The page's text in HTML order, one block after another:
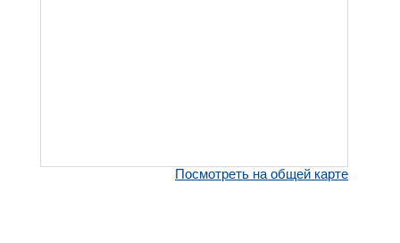
Посмотреть на общей карте